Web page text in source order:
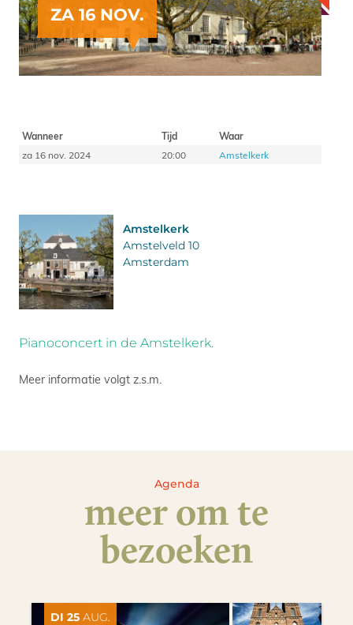
ZA 16 NOV.
Wanneer Tijd
Waar
za 16 nov. 2024
20:00 Amstelkerk
Amstelkerk
Amstelveld 10
Amsterdam
Pianoconcert in de Amstelkerk.
Meer informatie volgt z.s.m.
Agenda
meer om te
bezoeken
DI 25 AUG.